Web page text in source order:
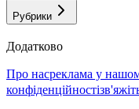
Рубрики
Додатково
про насреклама у
конфіденційності